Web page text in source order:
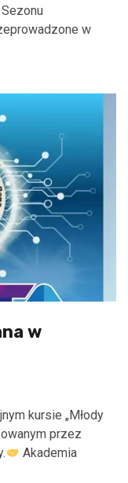
w
w
kursie „Młody
przez
Akademia